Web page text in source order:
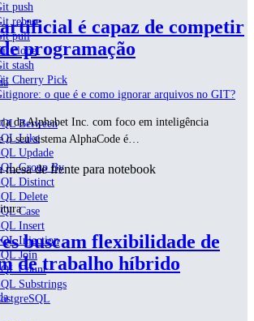
push
rebase
pull
clone
stash
Cherry Pick
o que é e como ignorar arquivos no GIT?
Between
Like
Updade
Group By
Distinct
Delete
Case
Insert
Injection
Join
Count
Substrings
é capaz de competir
programação
da Alphabet Inc. com foco em inteligência
seu sistema AlphaCode é…
buscam flexibilidade de
de trabalho híbrido